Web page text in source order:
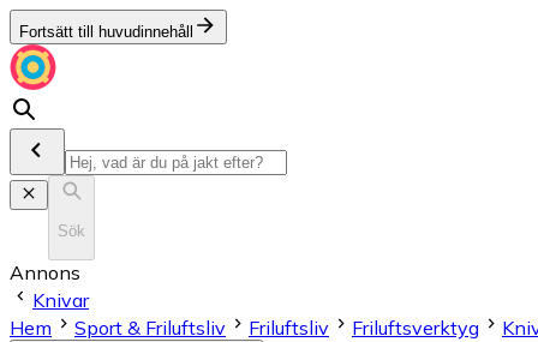
Fortsätt till huvudinnehåll
Sök
Annons
Knivar
Hem
Sport & Friluftsliv Friluftsliv Friluftsverktyg